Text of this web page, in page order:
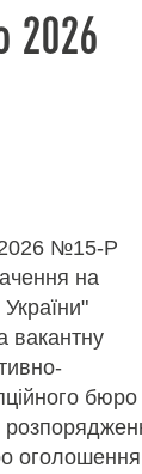
2026
№15-Р
на
вакантну
бюро
оголошення